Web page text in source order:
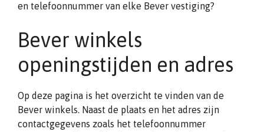
en telefoonnummer van elke Bever vestiging?
Bever winkels
openingstijden en adres
Op deze pagina is het overzicht te vinden van de
Bever winkels. Naast de plaats en het adres zijn
contactgegevens zoals het telefoonnummer